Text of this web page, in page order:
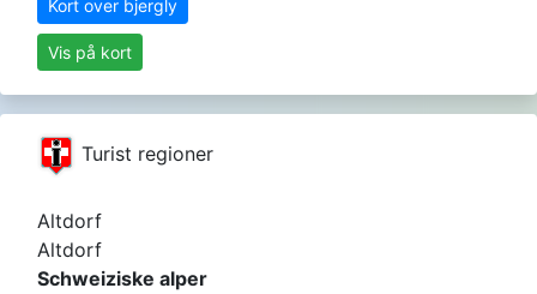
Kort over bjergly
Vis på kort
Turist regioner
Altdorf
Altdorf
Schweiziske alper